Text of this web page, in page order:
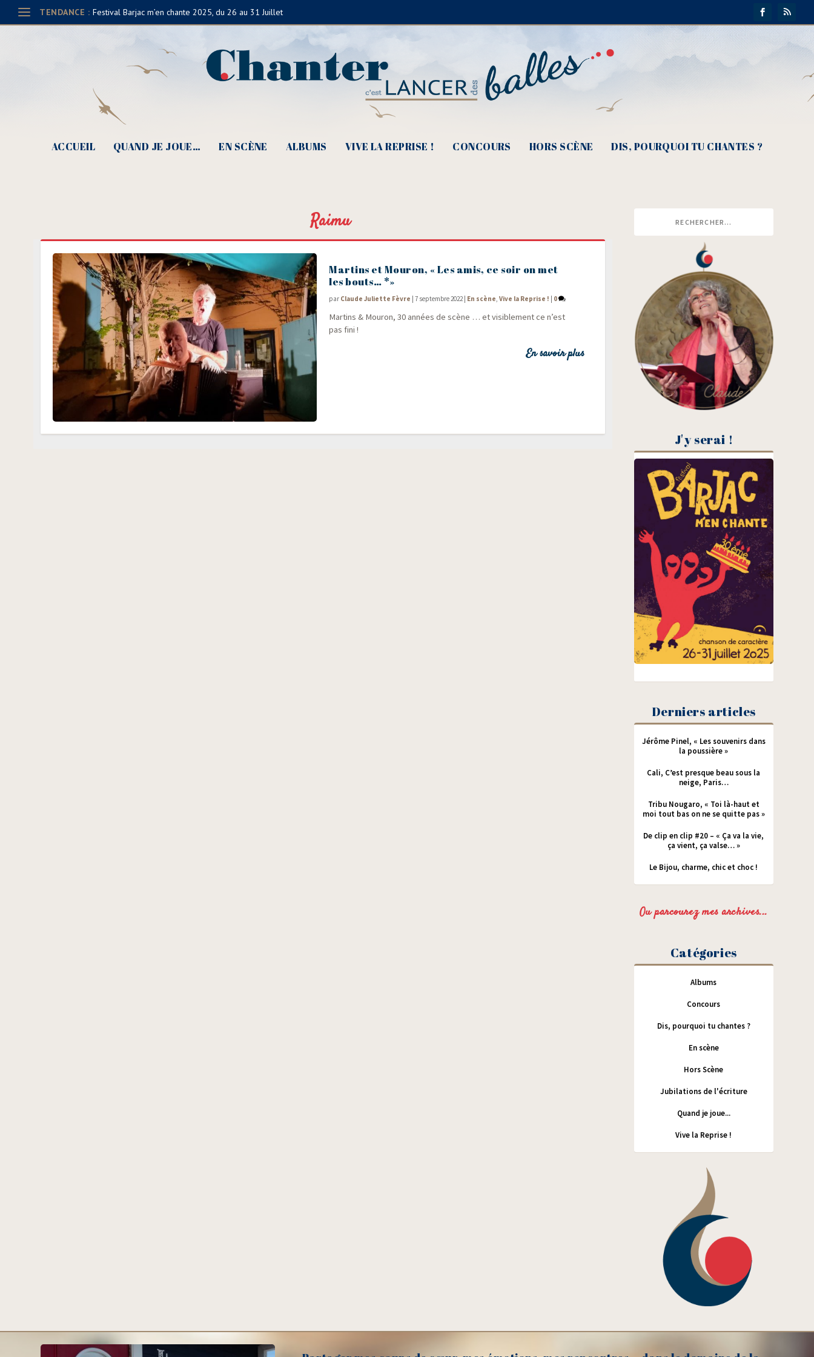
TENDANCE : Festival Barjac m’en chante 2025, du 26 au 31 Juillet
ACCUEIL QUAND JE JOUE… EN SCÈNE ALBUMS VIVE LA REPRISE ! CONCOURS HORS SCÈNE DIS, POURQUOI TU CHANTES ?
Raimu
Martins et Mouron, « Les amis, ce soir on met
les bouts… *»
par Claude Juliette Fèvre |7 septembre 2022| En scène,Vive la Reprise ! 0
Mar­tins & Mou­ron, 30 années de scène … et visi­ble­ment ce n’est
pas fini !
En savoir plus
J'y serai !
Derniers articles
Jérôme Pinel, « Les souvenirs dans
la poussière »
Cali, C’est presque beau sous la
neige, Paris…
Tribu Nougaro, « Toi là-haut et
moi tout bas on ne se quitte pas »
De clip en clip #20 – « Ça va la vie,
ça vient, ça valse… »
Le Bijou, charme, chic et choc !
Ou parcourez mes archives...
Catégories
Albums
Concours
Dis, pourquoi tu chantes ?
En scène
Hors Scène
Jubilations de l'écriture
Quand je joue...
Vive la Reprise !